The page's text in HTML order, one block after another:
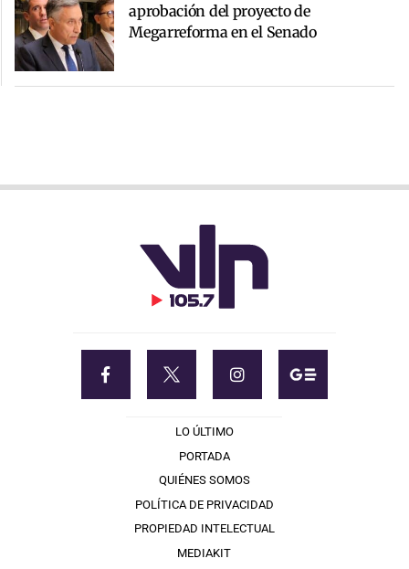
aprobación del proyecto de
Megarreforma en el Senado
LO ÚLTIMO
PORTADA
QUIÉNES SOMOS
POLÍTICA DE PRIVACIDAD
PROPIEDAD INTELECTUAL
MEDIAKIT